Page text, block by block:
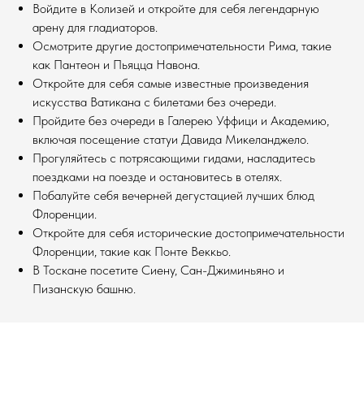
Войдите в Колизей и откройте для себя легендарную
арену для гладиаторов.
Осмотрите другие достопримечательности Рима, такие
как Пантеон и Пьяцца Навона.
Откройте для себя самые известные произведения
искусства Ватикана с билетами без очереди.
Пройдите без очереди в Галерею Уффици и Академию,
включая посещение статуи Давида Микеланджело.
Прогуляйтесь с потрясающими гидами, насладитесь
поездками на поезде и остановитесь в отелях.
Побалуйте себя вечерней дегустацией лучших блюд
Флоренции.
Откройте для себя исторические достопримечательности
Флоренции, такие как Понте Веккьо.
В Тоскане посетите Сиену, Сан-Джиминьяно и
Пизанскую башню.